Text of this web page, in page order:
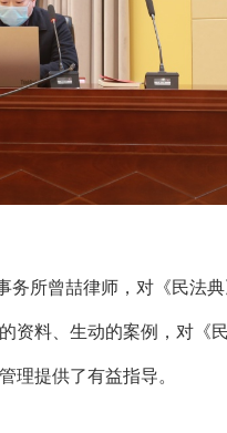
所曾喆律师，对《民法
资料、生动的案例，对《
理提供了有益指导。